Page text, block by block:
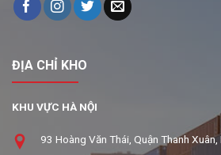
ĐỊA CHỈ KHO
KHU VỰC HÀ NỘI
93 Hoàng Văn Thái, Quận Thanh Xuân,